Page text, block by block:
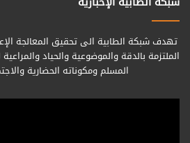
تهدف شبكة الطابية الى تحقيق المعالجة
الملتزمة بالدقة والموضوعية والحياد
المسلم ومكوناته الحضارية